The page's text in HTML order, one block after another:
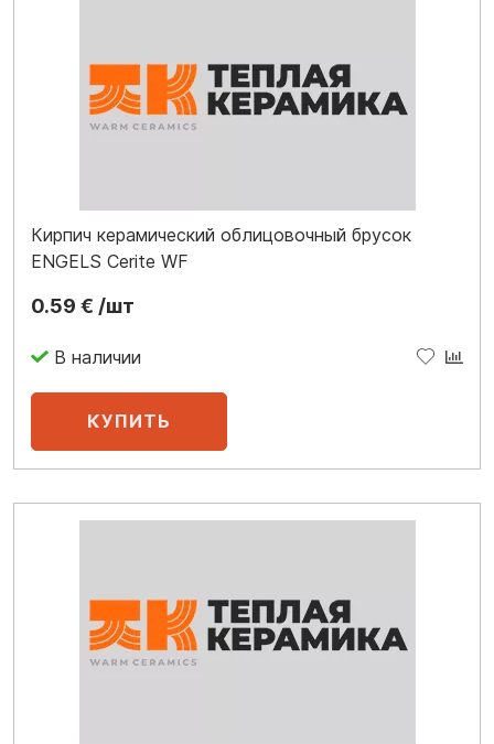
Кирпич керамический облицовочный брусок
ENGELS Cerite WF
0.59 € /шт